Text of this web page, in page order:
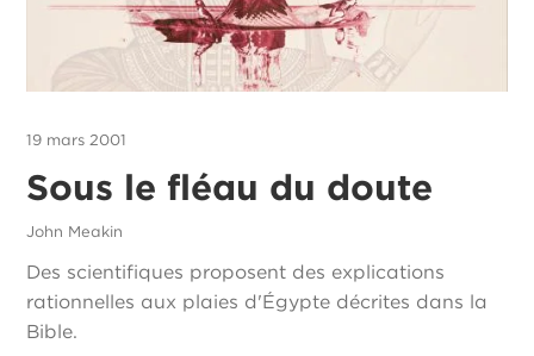
19 mars 2001
Sous le fléau du doute
John Meakin
Des scientifiques proposent des explications
rationnelles aux plaies d'Égypte décrites dans la
Bible.